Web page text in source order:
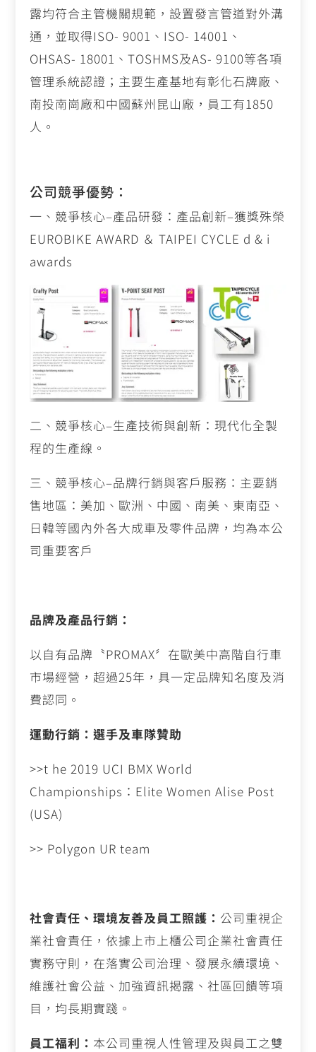
露均符合主管機關規範，設置發言管道對外溝
通，並取得ISO- 9001 、 ISO- 14001 、
OHSAS- 18001 、TOSHMS及AS- 9100等各項
管理系統認證；主要生產基地有彰化石牌廠、
南投南崗廠和中國蘇州昆山廠，員工有1850
人。
公司競爭優勢：
一、競爭核心–產品研發：產品創新–獲獎殊榮
EUROBIKE AWARD ＆ TAIPEI CYCLE d & i
awards
二、競爭核心–生產技術與創新：現代化全製
程的生產線。
三、競爭核心–品牌行銷與客戶服務：主要銷
售地區：美加、歐洲、中國、南美、東南亞、
日韓等國內外各大成車及零件品牌，均為本公
司重要客戶
品牌及產品行銷：
以自有品牌〝PROMAX〞在歐美中高階自行車
市場經營，超過25年，具一定品牌知名度及消
費認同。
運動行銷：選手及車隊贊助
>>t he 2019 UCI BMX World
Championships ： Elite Women Alise Post
(USA)
>> Polygon UR team
社會責任、環境友善及員工照護： 公司重視企
業社會責任，依據上市上櫃公司企業社會責任
實務守則，在落實公司治理、發展永續環境、
維護社會公益、加強資訊揭露、社區回饋等項
目，均長期實踐。
員工福利： 本公司重視人性管理及與員工之雙